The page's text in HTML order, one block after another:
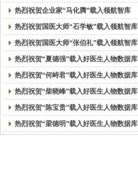
热烈祝贺企业家“马化腾”载入领航智库
热烈祝贺国医大师“石学敏”载入领航智库
热烈祝贺国医大师“张伯礼”载入领航智库
热烈祝贺“夏德强”载入好医生人物数据库
热烈祝贺“何峙君”载入好医生人物数据库
热烈祝贺“柴晓峰”载入好医生人物数据库
热烈祝贺“陈宝贵”载入好医生人物数据库
热烈祝贺“梁德明”载入好医生人物数据库